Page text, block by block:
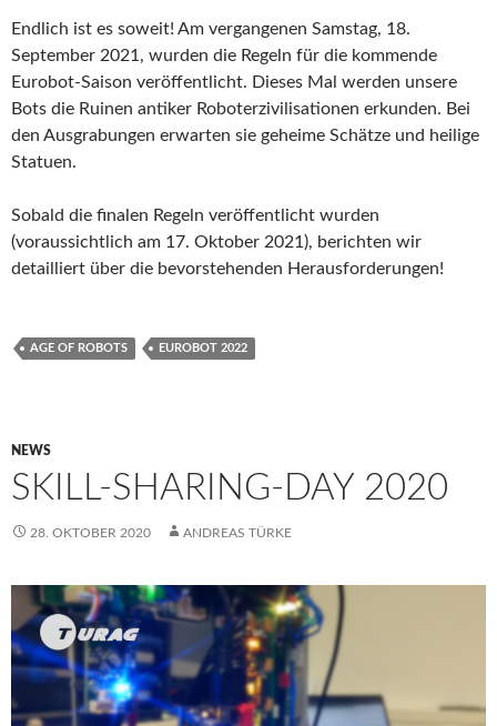
Endlich ist es soweit! Am vergangenen Samstag, 18.
September 2021, wurden die Regeln für die kommende
Eurobot-Saison veröffentlicht. Dieses Mal werden unsere
Bots die Ruinen antiker Roboterzivilisationen erkunden. Bei
den Ausgrabungen erwarten sie geheime Schätze und heilige
Statuen.
Sobald die finalen Regeln veröffentlicht wurden
(voraussichtlich am 17. Oktober 2021), berichten wir
detailliert über die bevorstehenden Herausforderungen!
AGE OF ROBOTS EUROBOT 2022
NEWS
SKILL-SHARING-DAY 2020
28. OKTOBER 2020 ANDREAS TÜRKE